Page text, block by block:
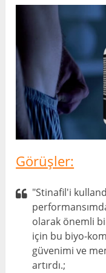
Görüşler:
"Stinafil'i
olarak önemli
için bu biyo-
güvenimi ve
artırdı.;